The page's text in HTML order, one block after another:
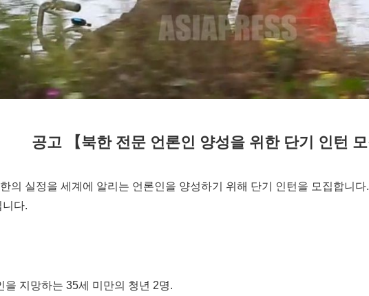
공고 【북한 전문 언론인 양성을 위한 단기 인턴
의 실정을 세계에 알리는 언론인을 양성하기 위해 단기 인턴을 모집합니다.
다.
지망하는 35세 미만의 청년 2명.